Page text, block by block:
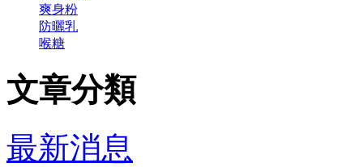
爽身粉
防曬乳
喉糖
文章分類
最新消息